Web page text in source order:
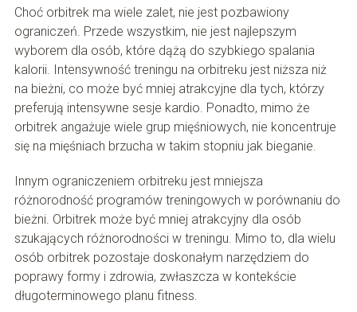
Choć orbitrek ma wiele zalet, nie jest pozbawiony
ograniczeń. Przede wszystkim, nie jest najlepszym
wyborem dla osób, które dążą do szybkiego spalania
kalorii. Intensywność treningu na orbitreku jest niższa niż
na bieżni, co może być mniej atrakcyjne dla tych, którzy
preferują intensywne sesje kardio. Ponadto, mimo że
orbitrek angażuje wiele grup mięśniowych, nie koncentruje
się na mięśniach brzucha w takim stopniu jak bieganie.
Innym ograniczeniem orbitreku jest mniejsza
różnorodność programów treningowych w porównaniu do
bieżni. Orbitrek może być mniej atrakcyjny dla osób
szukających różnorodności w treningu. Mimo to, dla wielu
osób orbitrek pozostaje doskonałym narzędziem do
poprawy formy i zdrowia, zwłaszcza w kontekście
długoterminowego planu fitness.